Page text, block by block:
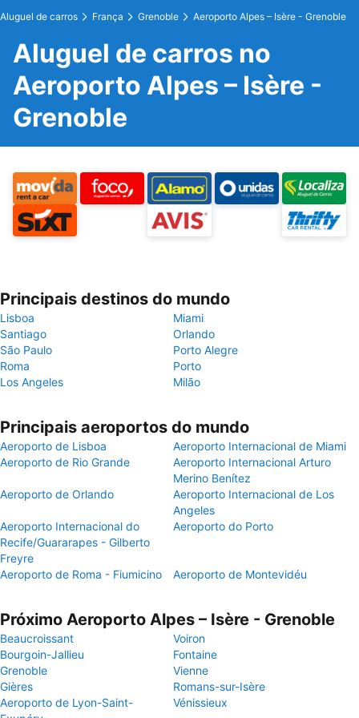
Aluguel de carros França Grenoble Aeroporto Alpes – Isère - Grenoble
Aluguel de carros no
Aeroporto Alpes – Isère -
Grenoble
Principais destinos do mundo
Lisboa
Miami
Santiago
Orlando
São Paulo
Porto Alegre
Roma
Porto
Los Angeles
Milão
Principais aeroportos do mundo
Aeroporto de Lisboa
Aeroporto Internacional de Miami
Aeroporto de Rio Grande
Aeroporto Internacional Arturo
Merino Benítez
Aeroporto de Orlando
Aeroporto Internacional de Los
Angeles
Aeroporto Internacional do
Recife/Guararapes - Gilberto
Freyre
Aeroporto do Porto
Aeroporto de Roma - Fiumicino Aeroporto de Montevidéu
Próximo Aeroporto Alpes – Isère - Grenoble
Beaucroissant
Voiron
Bourgoin-Jallieu
Fontaine
Grenoble
Vienne
Gières
Romans-sur-Isère
Aeroporto de Lyon-Saint-
Vénissieux